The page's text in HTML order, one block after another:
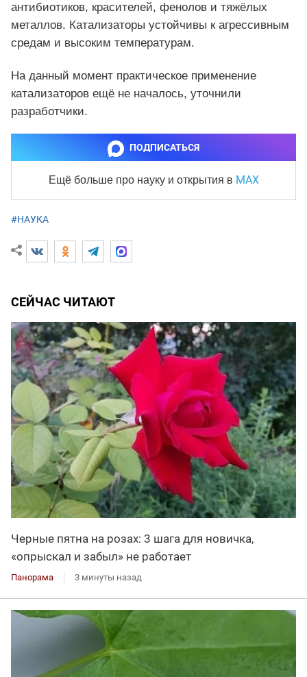
антибиотиков, красителей, фенолов и тяжёлых
металлов. Катализаторы устойчивы к агрессивным
средам и высоким температурам.
На данный момент практическое применение
катализаторов ещё не началось, уточнили
разработчики.
ПОДПИСАТЬСЯ
Ещё больше про науку и открытия в MAX
#НАУКА
СЕЙЧАС ЧИТАЮТ
Черные пятна на розах: 3 шага для новичка,
«опрыскал и забыл» не работает
Панорама 3 минуты назад